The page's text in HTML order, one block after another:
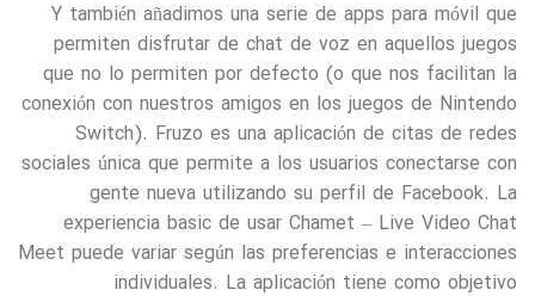
Y también añadimos una serie de apps para móvil que
permiten disfrutar de chat de voz en aquellos juegos
que no lo permiten por defecto (o que nos facilitan la
conexión con nuestros amigos en los juegos de Nintendo
Switch). Fruzo es una aplicación de citas de redes
sociales única que permite a los usuarios conectarse con
gente nueva utilizando su perfil de Facebook. La
experiencia basic de usar Chamet – Live Video Chat
Meet puede variar según las preferencias e interacciones
individuales. La aplicación tiene como objetivo